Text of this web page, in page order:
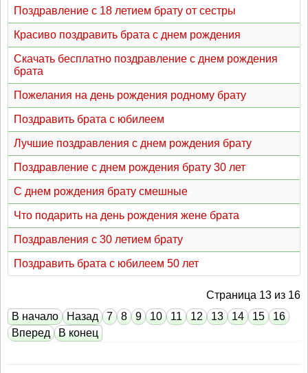
Поздравление с 18 летием брату от сестры
Красиво поздравить брата с днем рождения
Скачать бесплатно поздравление с днем рождения
брата
Пожелания на день рождения родному брату
Поздравить брата с юбилеем
Лучшие поздравления с днем рождения брату
Поздравление с днем рождения брату 30 лет
С днем рождения брату смешные
Что подарить на день рождения жене брата
Поздравления с 30 летием брату
Поздравить брата с юбилеем 50 лет
Страница 13 из 16
В начало
Назад 7 8 9 10 11 12 13 14 15
16
Вперед
В конец